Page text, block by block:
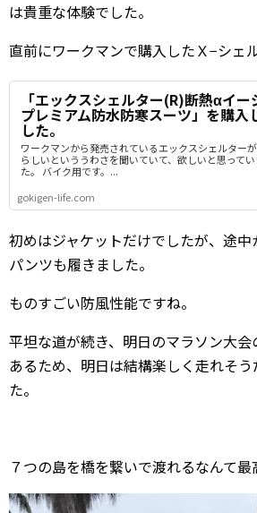
は貴重な体験でした。
直前にワークマンで購入したＸ−シェ
「エックスシェルター(R)断熱αイー
プレミアム防水防寒スーツ」を購入
した。
ワークマンから発売されているエックスシェルター
らしいといううわさを聞いていて、欲しいと思って
た。 バイク用です。...
gokigen-life.com
初めはジャケットだけでしたが、途中
パンツも履きました。
ものすごい防風性能ですね。
平坦な道が続き、明日のマラソン大
あるため、明日は結構楽しく走れそ
た。
７つの島を橋を繋いで渡れるなんて最